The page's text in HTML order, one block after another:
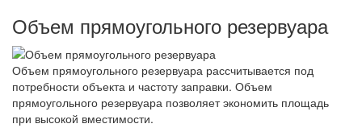
Объем прямоугольного резервуара
Объем прямоугольного резервуара рассчитывается под
потребности объекта и частоту заправки. Объем
прямоугольного резервуара позволяет экономить площадь
при высокой вместимости.